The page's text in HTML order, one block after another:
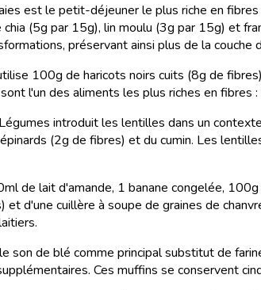
est le petit-déjeuner le plus riche en
(5g par 15g), lin moulu (3g par 15g) et
préservant ainsi plus de la couche
100g de haricots noirs cuits (8g de
l'un des aliments les plus riches en
introduit les lentilles dans un
(2g de fibres) et du cumin. Les
de lait d'amande, 1 banane congelée,
d'une cuillère à soupe de graines de
son de blé comme principal substitut de
Ces muffins se conservent